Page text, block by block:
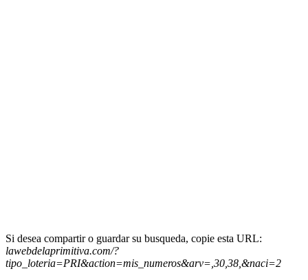
Si desea compartir o guardar su busqueda, copie esta URL:
lawebdelaprimitiva.com/?
tipo_loteria=PRI&action=mis_numeros&arv=,30,38,&naci=2